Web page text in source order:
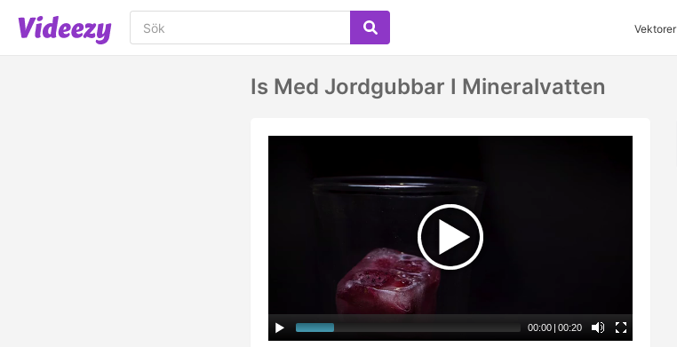
Vektorer
Is Med Jordgubbar I Mineralvatten
00:00 | 00:20